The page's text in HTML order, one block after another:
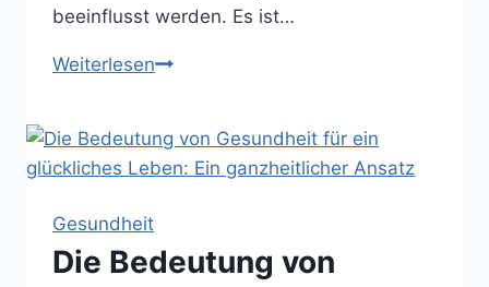
beeinflusst werden. Es ist…
WeiterlesenDie
Glücks:
Eine
inneren
Gesundheit
Die Bedeutung von